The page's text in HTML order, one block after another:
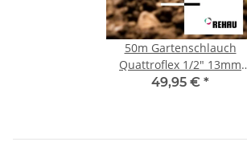
50m Gartenschlauch
Quattroflex 1/2" 13mm
Turboflex Rehau
49,95 € *